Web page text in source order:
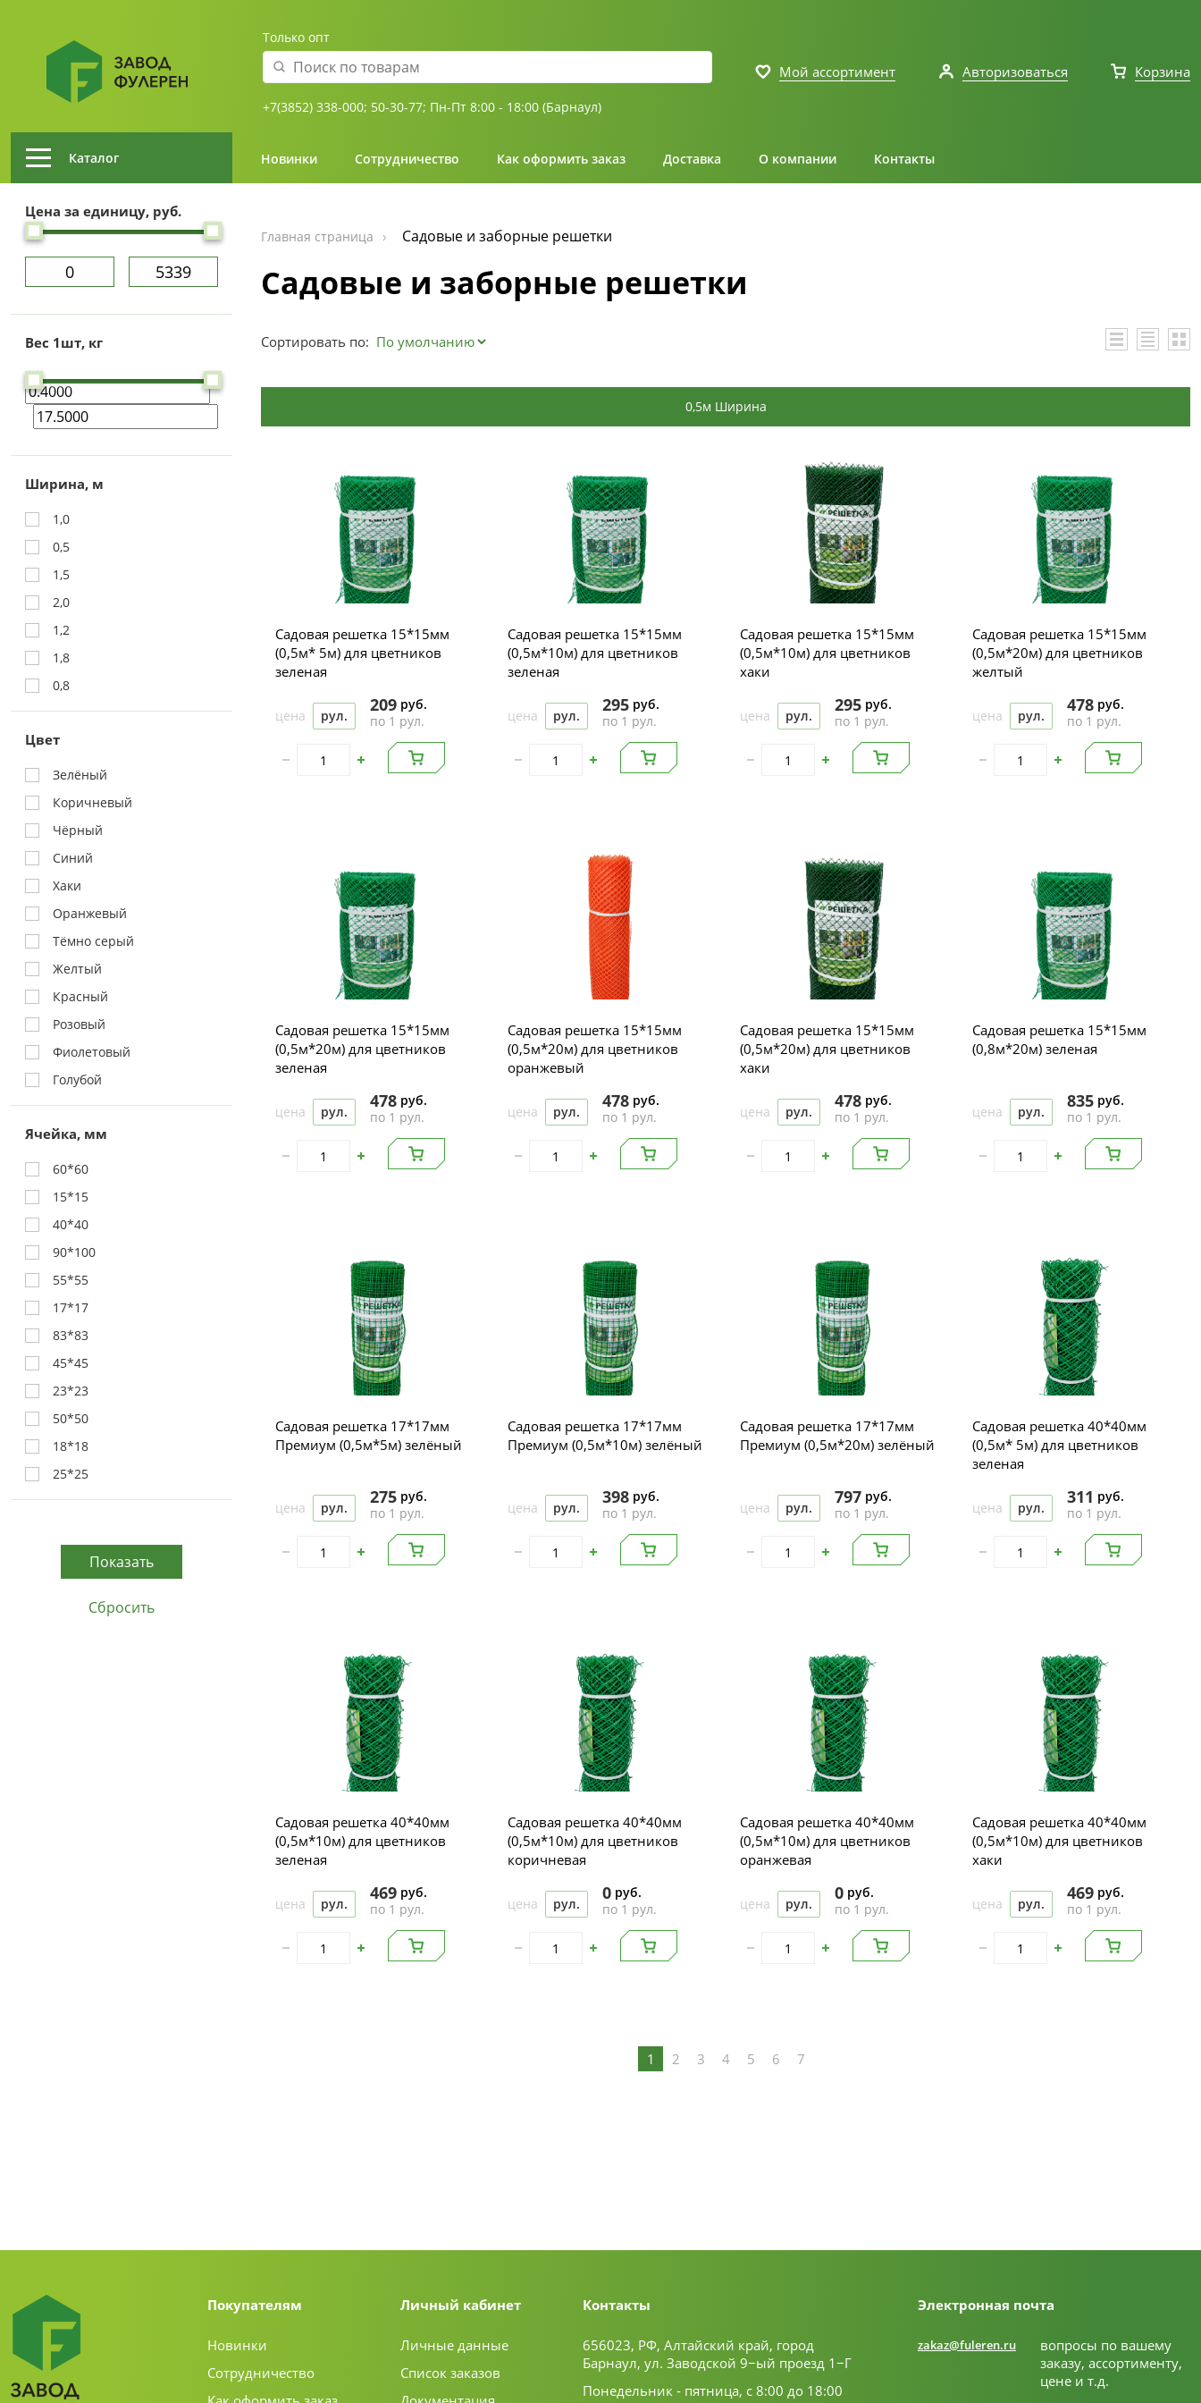
Только опт
+7(3852) 338-000; 50-30-77; Пн-Пт 8:00 - 18:00 (Барнаул)
Мой ассортимент Авторизоваться Корзина
Каталог Новинки Сотрудничество Как оформить заказ Доставка О компании Контакты
Цена за единицу, руб.
Вес 1шт, кг
Ширина, м
1,0
0,5
1,5
2,0
1,2
1,8
0,8
Цвет
Зелёный
Коричневый
Чёрный
Синий
Хаки
Оранжевый
Тёмно серый
Желтый
Красный
Розовый
Фиолетовый
Голубой
Ячейка, мм
60*60
15*15
40*40
90*100
55*55
17*17
83*83
45*45
23*23
50*50
18*18
25*25
Главная страница Садовые и заборные решетки
Садовые и заборные решетки
Сортировать по:
0,5м Ширина
Садовая решетка 15*15мм
(0,5м* 5м) для цветников
зеленая
цена рул.
209 руб.
по 1 рул.
Садовая решетка 15*15мм
(0,5м*10м) для цветников
зеленая
цена рул.
295 руб.
по 1 рул.
Садовая решетка 15*15мм
(0,5м*10м) для цветников
хаки
цена рул.
295 руб.
по 1 рул.
Садовая решетка 15*15мм
(0,5м*20м) для цветников
желтый
цена рул.
478 руб.
по 1 рул.
Садовая решетка 15*15мм
(0,5м*20м) для цветников
зеленая
цена рул.
478 руб.
по 1 рул.
Садовая решетка 15*15мм
(0,5м*20м) для цветников
оранжевый
цена рул.
478 руб.
по 1 рул.
Садовая решетка 15*15мм
(0,5м*20м) для цветников
хаки
цена рул.
478 руб.
по 1 рул.
Садовая решетка 15*15мм
(0,8м*20м) зеленая
цена рул.
835 руб.
по 1 рул.
Садовая решетка 17*17мм
Премиум (0,5м*5м) зелёный
цена рул.
275 руб.
по 1 рул.
Садовая решетка 17*17мм
Премиум (0,5м*10м) зелёный
цена рул.
398 руб.
по 1 рул.
Садовая решетка 17*17мм
Премиум (0,5м*20м) зелёный
цена рул.
797 руб.
по 1 рул.
Садовая решетка 40*40мм
(0,5м* 5м) для цветников
зеленая
цена рул.
311 руб.
по 1 рул.
Садовая решетка 40*40мм
(0,5м*10м) для цветников
зеленая
цена рул.
469 руб.
по 1 рул.
Садовая решетка 40*40мм
(0,5м*10м) для цветников
коричневая
цена рул.
0 руб.
по 1 рул.
Садовая решетка 40*40мм
(0,5м*10м) для цветников
оранжевая
цена рул.
0 руб.
по 1 рул.
Садовая решетка 40*40мм
(0,5м*10м) для цветников
хаки
цена рул.
469 руб.
по 1 рул.
1 2 3 4 5 6 7
Покупателям
Новинки
Сотрудничество
Личный кабинет
Личные данные
Список заказов
Контакты
656023, РФ, Алтайский край, город
Барнаул, ул. Заводской 9−ый проезд 1−Г
Понедельник - пятница, с 8:00 до 18:00
Электронная почта
zakaz@fuleren.ru
вопросы по вашему
заказу, ассортименту,
цене и т.д.